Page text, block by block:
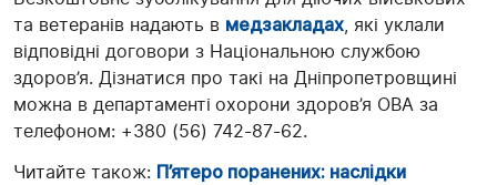
та ветеранів надають в медзакладах, які уклали
відповідні договори з Національною службою
здоров’я. Дізнатися про такі на Дніпропетровщині
можна в департаменті охорони здоров’я ОВА за
телефоном: +380 (56) 742-87-62.
Читайте також: П’ятеро поранених: наслідки